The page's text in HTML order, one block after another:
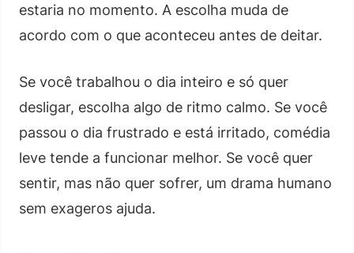
estaria no momento. A escolha muda de
acordo com o que aconteceu antes de deitar.
Se você trabalhou o dia inteiro e só quer
desligar, escolha algo de ritmo calmo. Se você
passou o dia frustrado e está irritado, comédia
leve tende a funcionar melhor. Se você quer
sentir, mas não quer sofrer, um drama humano
sem exageros ajuda.